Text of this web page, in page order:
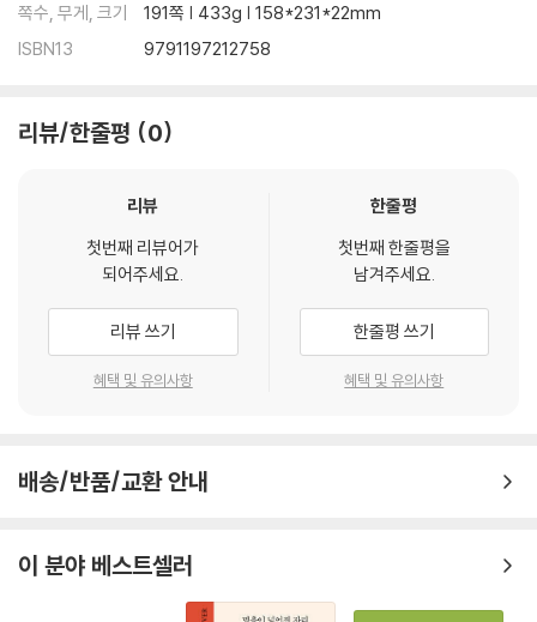
쪽수, 무게, 크기
191쪽 | 433g | 158*231*22mm
ISBN13
9791197212758
리뷰/한줄평 0
리뷰
첫번째 리뷰어가
되어주세요.
리뷰 쓰기
혜택 및 유의사항
한줄평
첫번째 한줄평을
남겨주세요.
한줄평 쓰기
혜택 및 유의사항
배송/반품/교환 안내
이 분야 베스트셀러